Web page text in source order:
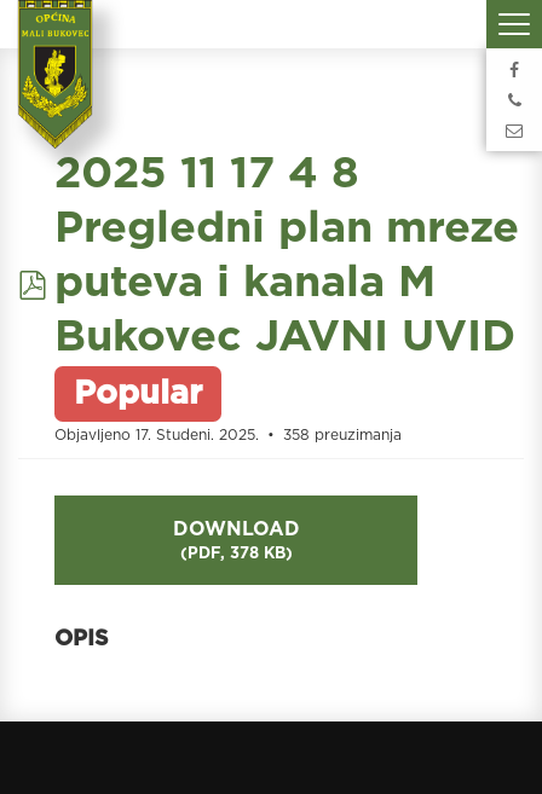
pdf
2025 11 17 4 8
Pregledni plan mreze
puteva i kanala M
Bukovec JAVNI UVID
Popular
Objavljeno 17. Studeni. 2025. 358 preuzimanja
DOWNLOAD
( PDF, 378 KB)